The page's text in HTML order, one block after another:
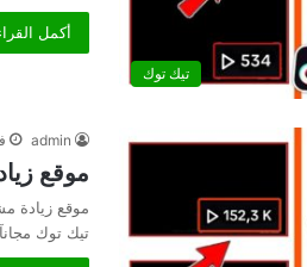
تيك توك
أكمل
admin
موقع
موقع زيادة
تيك توك